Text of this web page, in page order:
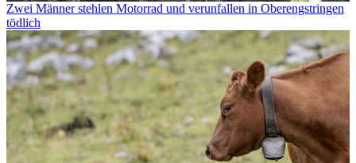
Zwei Männer stehlen Motorrad und verunfallen in Oberengstringen
tödlich